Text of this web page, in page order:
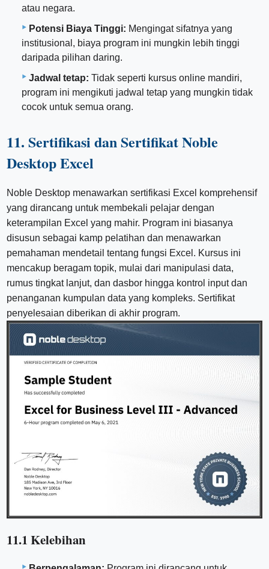
atau negara.
Potensi Biaya Tinggi: Mengingat sifatnya yang
institusional, biaya program ini mungkin lebih tinggi
daripada pilihan daring.
Jadwal tetap: Tidak seperti kursus online mandiri,
program ini mengikuti jadwal tetap yang mungkin tidak
cocok untuk semua orang.
11. Sertifikasi dan Sertifikat Noble
Desktop Excel
Noble Desktop menawarkan sertifikasi Excel komprehensif
yang dirancang untuk membekali pelajar dengan
keterampilan Excel yang mahir. Program ini biasanya
disusun sebagai kamp pelatihan dan menawarkan
pemahaman mendetail tentang fungsi Excel. Kursus ini
mencakup beragam topik, mulai dari manipulasi data,
rumus tingkat lanjut, dan dasbor hingga kontrol input dan
penanganan kumpulan data yang kompleks. Sertifikat
penyelesaian diberikan di akhir program.
11.1 Kelebihan